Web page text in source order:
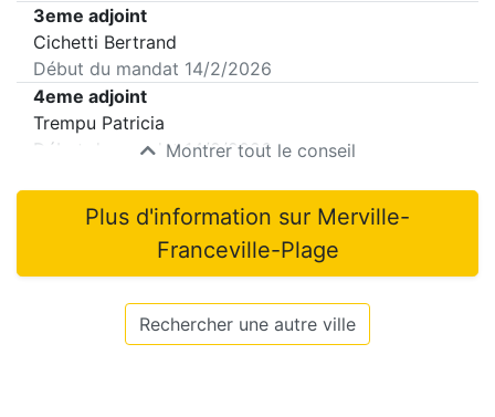
3eme adjoint
Cichetti Bertrand
Début du mandat 14/2/2026
4eme adjoint
Trempu Patricia
Début du mandat14/2/2026
Montrer tout le conseil
Plus d'information sur Merville-
Franceville-Plage
Rechercher une autre ville